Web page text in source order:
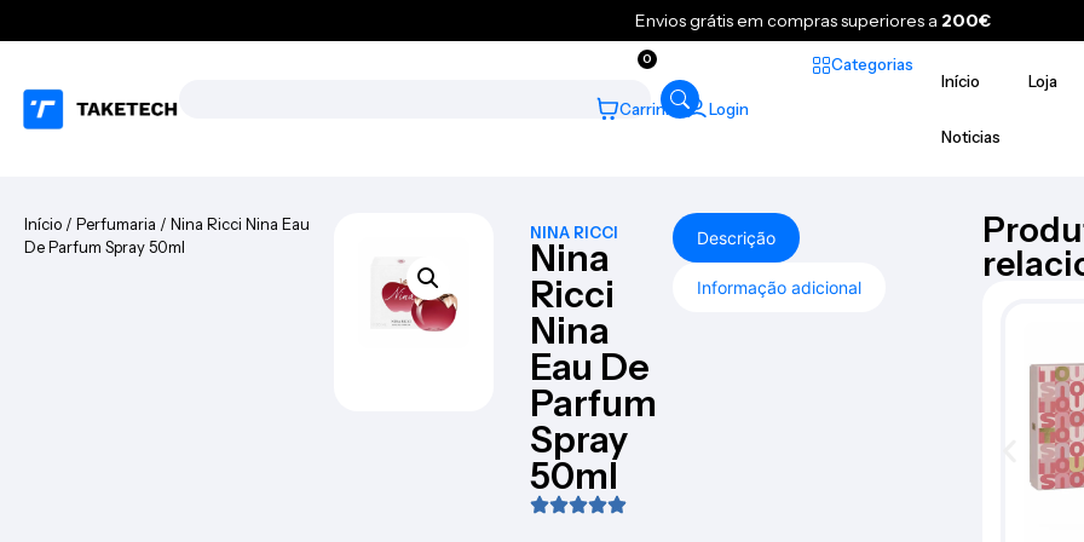
Envios grátis em compras superiores a 200€
0
Carrinho Login
Categorias
Início
Loja
Noticias
Início / Perfumaria / Nina Ricci Nina Eau
De Parfum Spray 50ml
NINA RICCI
Nina
Ricci
Nina
Eau De
Parfum
Spray
50ml
Descrição
Informação adicional